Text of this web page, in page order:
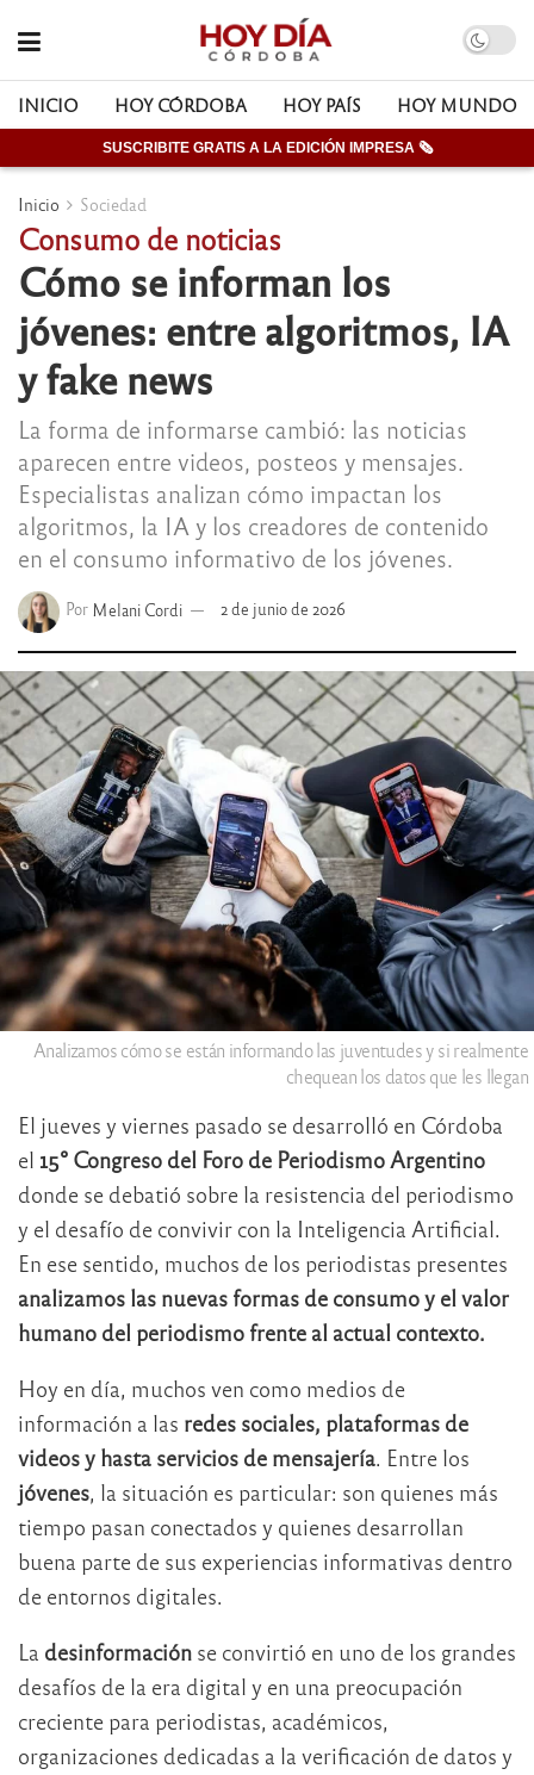
INICIO HOY CÓRDOBA HOY PAÍS HOY MUNDO
SUSCRIBITE GRATIS A LA EDICIÓN IMPRESA 🗞
Inicio Sociedad
Consumo de noticias
Cómo se informan los
jóvenes: entre algoritmos, IA
y fake news
La forma de informarse cambió: las noticias
aparecen entre videos, posteos y mensajes.
Especialistas analizan cómo impactan los
algoritmos, la IA y los creadores de contenido
en el consumo informativo de los jóvenes.
Por Melani Cordi 2 de junio de 2026
Analizamos cómo se están informando las juventudes y si realmente
chequean los datos que les llegan
El jueves y viernes pasado se desarrolló en Córdoba
el 15° Congreso del Foro de Periodismo Argentino
donde se debatió sobre la resistencia del periodismo
y el desafío de convivir con la Inteligencia Artificial.
En ese sentido, muchos de los periodistas presentes
analizamos las nuevas formas de consumo y el valor
humano del periodismo frente al actual contexto.
Hoy en día, muchos ven como medios de
información a las redes sociales, plataformas de
videos y hasta servicios de mensajería. Entre los
jóvenes, la situación es particular: son quienes más
tiempo pasan conectados y quienes desarrollan
buena parte de sus experiencias informativas dentro
de entornos digitales.
La desinformación se convirtió en uno de los grandes
desafíos de la era digital y en una preocupación
creciente para periodistas, académicos,
organizaciones dedicadas a la verificación de datos y